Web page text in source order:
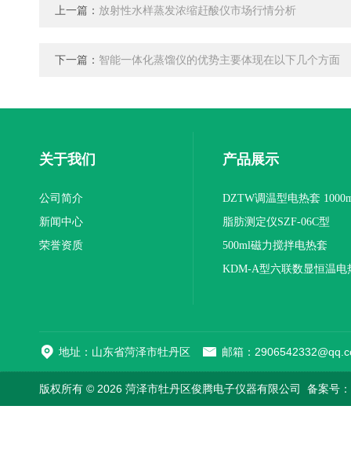
上一篇： 放射性水样蒸发浓缩赶酸仪市场行情分析
下一篇： 智能一体化蒸馏仪的优势主要体现在以下几个方面
关于我们
公司简介
新闻中心
荣誉资质
产品展示
DZTW调温型电热套
联
脂肪测定仪SZF-06C型
500ml磁力搅拌电热套
KDM-A型六联数显恒温电
地址：山东省菏泽市牡丹区 邮箱：
版权所有 © 2026 菏泽市牡丹区俊腾电子仪器有限公司 备案号